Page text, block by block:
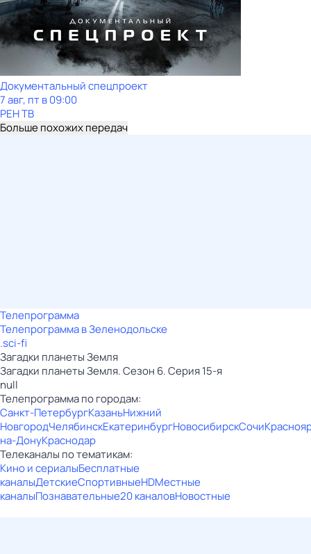
Документальный спецпроект
7 авг, пт в 09:00
РЕН ТВ
Больше похожих передач
Телепрограмма
Телепрограмма в Зеленодольске
.sci-fi
Загадки планеты Земля
Загадки планеты Земля. Сезон 6. Серия 15-я
null
Телепрограмма по городам:
Санкт-ПетербургКазаньНижний
НовгородЧелябинскЕкатеринбургНовосибирскСочи
на-ДонуКраснодар
Телеканалы по тематикам:
Кино и сериалыБесплатные
каналыДетскиеСпортивныеHDМестные
каналыПознавательные20 каналовНовостные